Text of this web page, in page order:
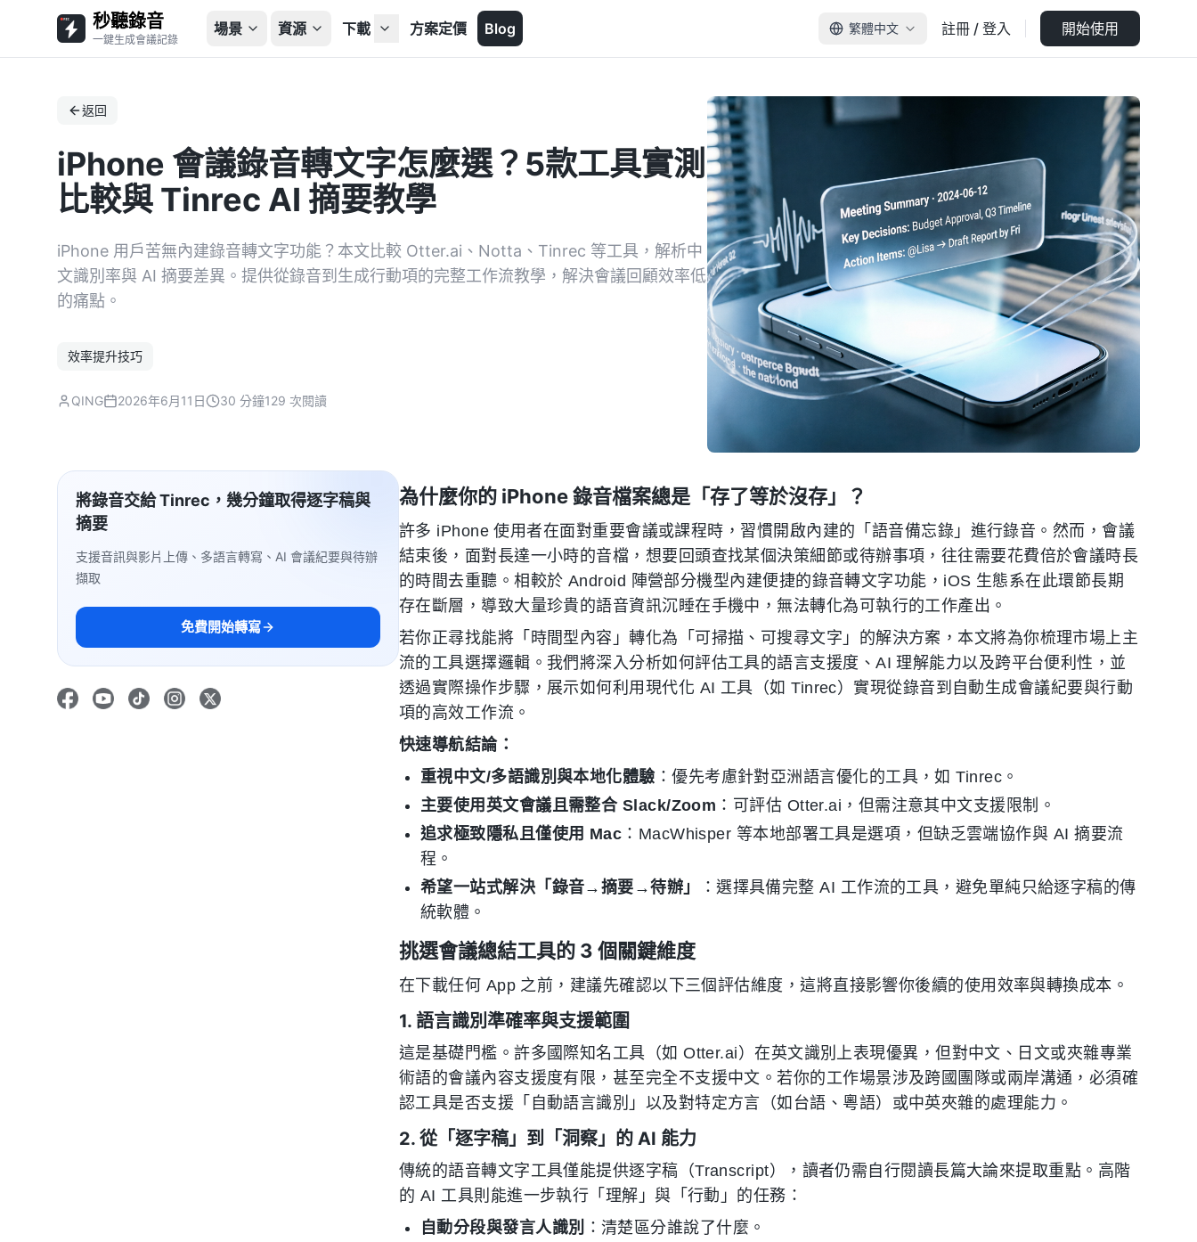
秒聽錄音
一鍵生成會議記錄
場景 資源 下載 方案定價 Blog 繁體中文 註冊 / 登入 開始使用
返回
iPhone 會議錄音轉文字怎麼選？5款工具實測
比較與 Tinrec AI 摘要教學
iPhone 用戶苦無內建錄音轉文字功能？本文比較 Otter.ai、Notta、Tinrec 等工具，解析中
文識別率與 AI 摘要差異。提供從錄音到生成行動項的完整工作流教學，解決會議回顧效率低
的痛點。
效率提升技巧
QING 2026年6月11日 30 分鐘129 次閱讀
將錄音交給 Tinrec，幾分鐘取得逐字稿與
摘要
支援音訊與影片上傳、多語言轉寫、AI 會議紀要與待辦
擷取
免費開始轉寫
為什麼你的 iPhone 錄音檔案總是「存了等於沒存」？
許多 iPhone 使用者在面對重要會議或課程時，習慣開啟內建的「語音備忘錄」進行錄音。然而，會議
結束後，面對長達一小時的音檔，想要回頭查找某個決策細節或待辦事項，往往需要花費倍於會議時長
的時間去重聽。相較於 Android 陣營部分機型內建便捷的錄音轉文字功能，iOS 生態系在此環節長期
存在斷層，導致大量珍貴的語音資訊沉睡在手機中，無法轉化為可執行的工作產出。
若你正尋找能將「時間型內容」轉化為「可掃描、可搜尋文字」的解決方案，本文將為你梳理市場上主
流的工具選擇邏輯。我們將深入分析如何評估工具的語言支援度、AI 理解能力以及跨平台便利性，並
透過實際操作步驟，展示如何利用現代化 AI 工具（如 Tinrec）實現從錄音到自動生成會議紀要與行動
項的高效工作流。
快速導航結論：
重視中文/多語識別與本地化體驗 ：優先考慮針對亞洲語言優化的工具，如 Tinrec。
主要使用英文會議且需整合 Slack/Zoom ：可評估 Otter.ai，但需注意其中文支援限制。
追求極致隱私且僅使用 Mac ：MacWhisper 等本地部署工具是選項，但缺乏雲端協作與 AI 摘要流
程。
希望一站式解決「錄音→摘要→待辦」
：選擇具備完整 AI 工作流的工具，避免單純只給逐字稿的傳
統軟體。
挑選會議總結工具的 3 個關鍵維度
在下載任何 App 之前，建議先確認以下三個評估維度，這將直接影響你後續的使用效率與轉換成本。
1. 語言識別準確率與支援範圍
這是基礎門檻。許多國際知名工具（如 Otter.ai）在英文識別上表現優異，但對中文、日文或夾雜專業
術語的會議內容支援度有限，甚至完全不支援中文。若你的工作場景涉及跨國團隊或兩岸溝通，必須確
認工具是否支援「自動語言識別」以及對特定方言（如台語、粵語）或中英夾雜的處理能力。
2. 從「逐字稿」到「洞察」的 AI 能力
傳統的語音轉文字工具僅能提供逐字稿（Transcript），讀者仍需自行閱讀長篇大論來提取重點。高階
的 AI 工具則能進一步執行「理解」與「行動」的任務：
自動分段與發言人識別
：清楚區分誰說了什麼。